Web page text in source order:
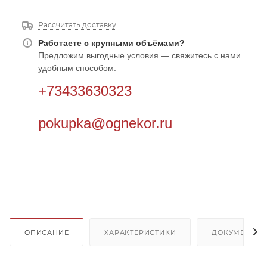
Рассчитать доставку
Работаете с крупными объёмами?
Предложим выгодные условия — свяжитесь с нами
удобным способом:
+73433630323
pokupka@ognekor.ru
ОПИСАНИЕ ХАРАКТЕРИСТИКИ ДОКУМЕНТЫ